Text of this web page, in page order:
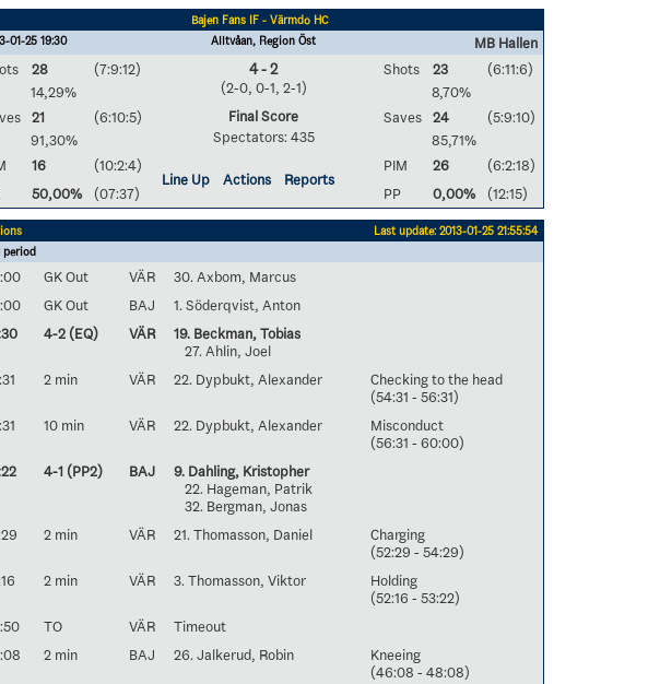
Bajen Fans IF - Värmdö HC
01-25 19:30
Alltvåan, Region Öst
MB Hallen
28 (7:9:12) 4 - 2
(2-0, 0-1, 2-1)
Final Score
Spectators: 435
Shots 23
(6:11:6)
14,29%
8,70%
21 (6:10:5) Saves 24
(5:9:10)
91,30%
85,71%
16
(10:2:4)
Line Up
Actions Reports
PIM 26
(6:2:18)
50,00% (07:37) PP 0,00% (12:15)
Last update: 2013-01-25 21:55:54
period
GK Out VÄR
30. Axbom, Marcus
GK Out BAJ
1. Söderqvist, Anton
4-2 (EQ) VÄR
19. Beckman, Tobias
27. Ahlin, Joel
2 min VÄR 22. Dypbukt, Alexander
Checking to the head
(54:31 - 56:31)
10 min VÄR 22. Dypbukt, Alexander
Misconduct
(56:31 - 60:00)
4-1 (PP2) BAJ
9. Dahling, Kristopher
22. Hageman, Patrik
32. Bergman, Jonas
2 min VÄR 21. Thomasson, Daniel
Charging
(52:29 - 54:29)
2 min VÄR 3. Thomasson, Viktor
Holding
(52:16 - 53:22)
TO VÄR
Timeout
2 min BAJ 26. Jalkerud, Robin
Kneeing
(46:08 - 48:08)